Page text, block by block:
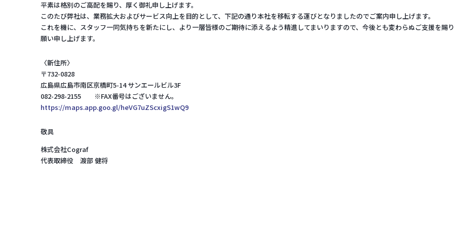
平素は格別のご高配を賜り、厚く御礼申し上げます。
このたび弊社は、業務拡大およびサービス向上を目的として、下記の通り本社を移転する運びとなりましたのでご案内申し上げます。
これを機に、スタッフ一同気持ちを新たにし、より一層皆様のご期待に添えるよう精進してまいりますので、今後とも変わらぬご支援を賜
願い申し上げます。
〈新住所〉
〒732-0828
広島県広島市南区京橋町5-14 サンエールビル3F
082-298-2155 ※FAX番号はございません。
https://maps.app.goo.gl/heVG7uZScxigS1wQ9
敬具
株式会社Cograf
代表取締役 渡部 健将